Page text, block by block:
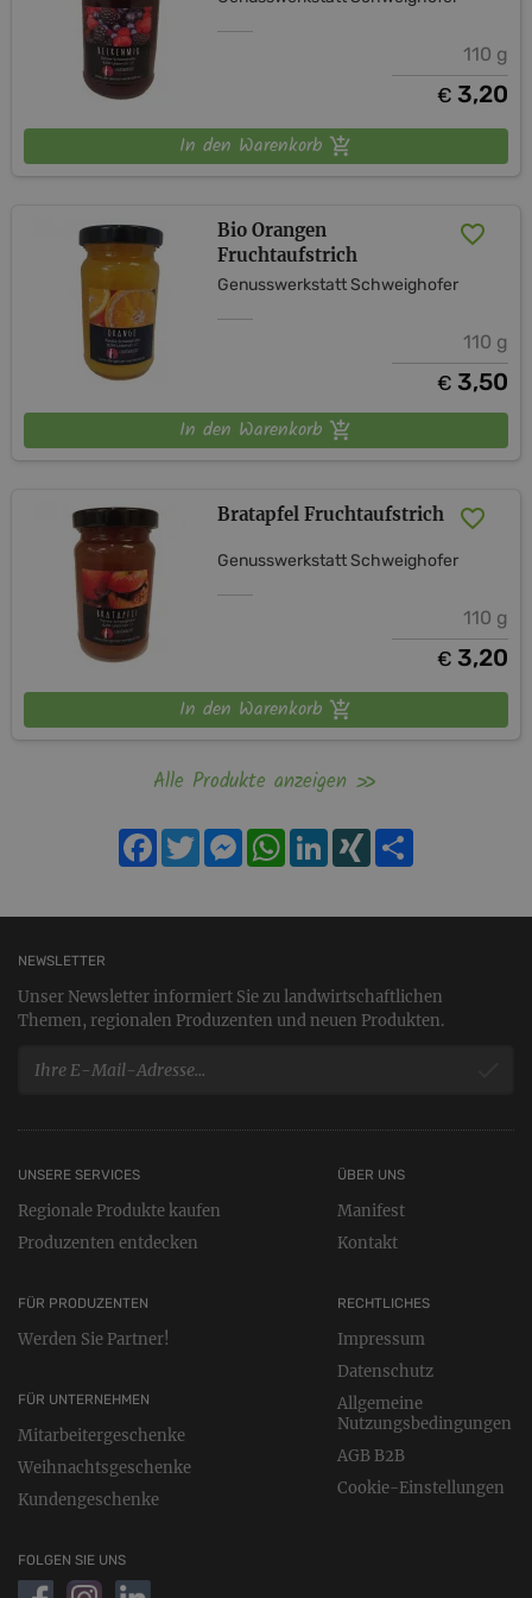
110 g
€ 3,20
In den Warenkorb
Bio Orangen
Fruchtaufstrich
Genusswerkstatt Schweighofer
110 g
€ 3,50
In den Warenkorb
Bratapfel Fruchtaufstrich
Genusswerkstatt Schweighofer
110 g
€ 3,20
In den Warenkorb
Alle Produkte anzeigen
FacebookTwitterMessengerWhatsApp
LinkedIn
XING
NEWSLETTER
Unser Newsletter informiert Sie zu landwirtschaftlichen
Themen, regionalen Produzenten und neuen Produkten.
UNSERE SERVICES
Regionale Produkte kaufen
Produzenten entdecken
FÜR PRODUZENTEN
Werden Sie Partner!
FÜR UNTERNEHMEN
Mitarbeitergeschenke
Weihnachtsgeschenke
Kundengeschenke
RECHTLICHES
Impressum
Datenschutz
Allgemeine
Nutzungsbedingungen
AGB B2B
Cookie-Einstellungen
ÜBER UNS
Manifest
Kontakt
FOLGEN SIE UNS